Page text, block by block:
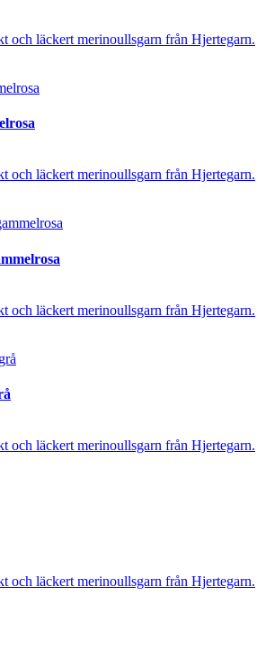
och läckert merinoullsgarn från Hjertegarn.
och läckert merinoullsgarn från Hjertegarn.
och läckert merinoullsgarn från Hjertegarn.
och läckert merinoullsgarn från Hjertegarn.
och läckert merinoullsgarn från Hjertegarn.